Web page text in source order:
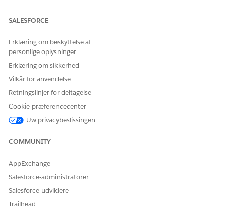
SALESFORCE
Erklæring om beskyttelse af
personlige oplysninger
Erklæring om sikkerhed
Vilkår for anvendelse
Retningslinjer for deltagelse
Cookie-præferencecenter
Uw privacybeslissingen
COMMUNITY
AppExchange
Salesforce-administratorer
Salesforce-udviklere
Trailhead